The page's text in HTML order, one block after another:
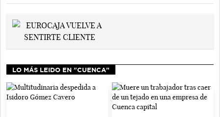
LO MÁS LEIDO EN "CUENCA"